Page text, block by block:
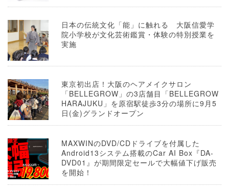
日本の伝統文化「能」に触れる 大阪信愛学
院小学校が文化芸術鑑賞・体験の特別授業を
実施
東京初出店！大阪のヘアメイクサロン
「BELLEGROW」の3店舗目「BELLEGROW
HARAJUKU」を原宿駅徒歩3分の場所に9月5
日(金)グランドオープン
MAXWINのDVD/CDドライブを付属した
Android13システム搭載のCar AI Box『DA-
DVD01』が期間限定セールで大幅値下げ販売
を開始！